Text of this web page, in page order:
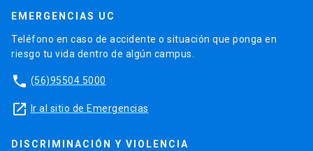
EMERGENCIAS UC
Teléfono en caso de accidente o situación que ponga en
riesgo tu vida dentro de algún campus.
phone (56)95504 5000
launch Ir al sitio de Emergencias
DISCRIMINACIÓN Y VIOLENCIA